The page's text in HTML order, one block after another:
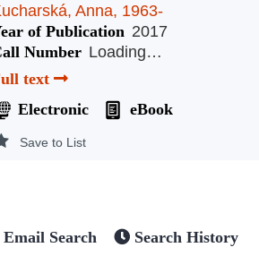
Anna, 1963-
of Publication 2017
Number Loading…
text
Electronic
eBook
Save to List
Email Search Search History